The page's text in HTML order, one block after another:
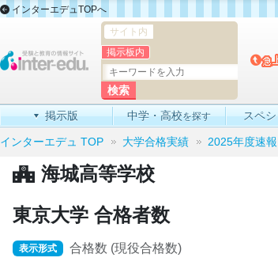
インターエデュTOPへ
サイト内
掲示板内
掲示版 中学・高校を探す スペ
インターエデュ TOP 大学合格実績 2025年度速報
海城高等学校
東京大学 合格者数
表示形式 合格数 (現役合格数)